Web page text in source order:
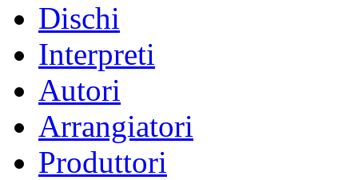
Dischi
Interpreti
Autori
Arrangiatori
Produttori